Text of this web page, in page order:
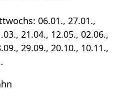
06.01., 27.01.,
21.04., 12.05., 02.06.,
29.09., 20.10., 10.11.,